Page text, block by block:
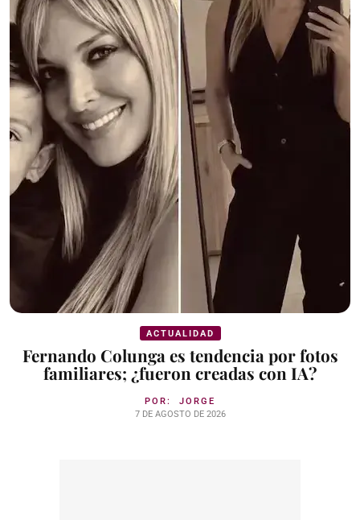
ACTUALIDAD
Fernando Colunga es tendencia por fotos
familiares; ¿fueron creadas con IA?
POR: JORGE
7 DE AGOSTO DE 2026